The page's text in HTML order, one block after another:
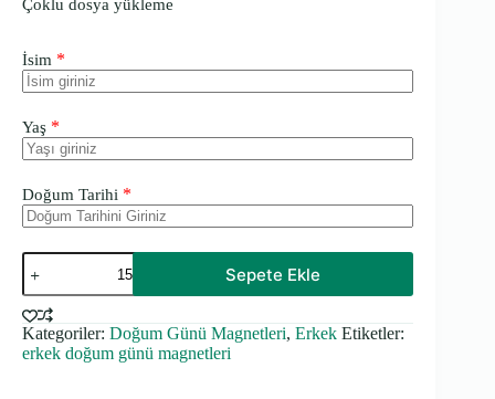
Çoklu dosya yükleme
İsim *
Yaş *
Doğum Tarihi *
Gemici
Temalı
Kalın
Doğum
Günü
Magneti
Sepete Ekle
Kategoriler: Doğum Günü Magnetleri, Erkek Etiketler:
erkek doğum günü magnetleri